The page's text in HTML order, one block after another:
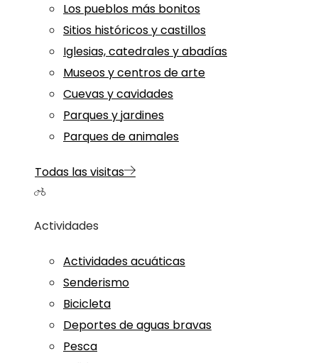
Los pueblos más bonitos
Sitios históricos y castillos
Iglesias, catedrales y abadías
Museos y centros de arte
Cuevas y cavidades
Parques y jardines
Parques de animales
Todas las visitas
Actividades
Actividades acuáticas
Senderismo
Bicicleta
Deportes de aguas bravas
Pesca